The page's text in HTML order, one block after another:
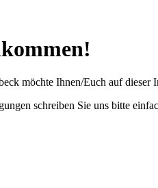
möchte Ihnen/Euch auf dieser
schreiben Sie uns bitte